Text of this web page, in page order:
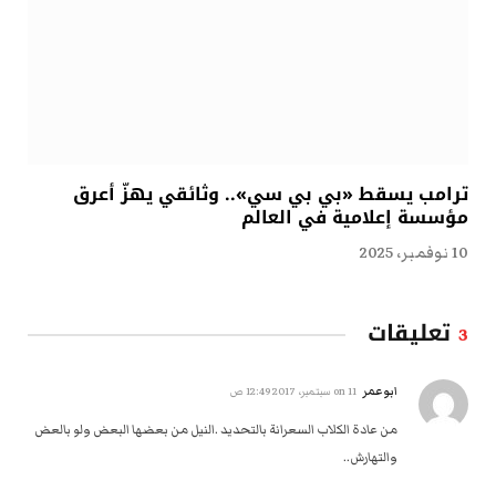
ترامب يسقط «بي بي سي».. وثائقي يهزّ أعرق
مؤسسة إعلامية في العالم
10 نوفمبر، 2025
3 تعليقات
ابوعمر 11 سبتمبر، 2017 12:49 ص
من عادة الكلاب السعرانة بالتحديد .النيل من بعضها البعض ولو بالعض
والتهارش..